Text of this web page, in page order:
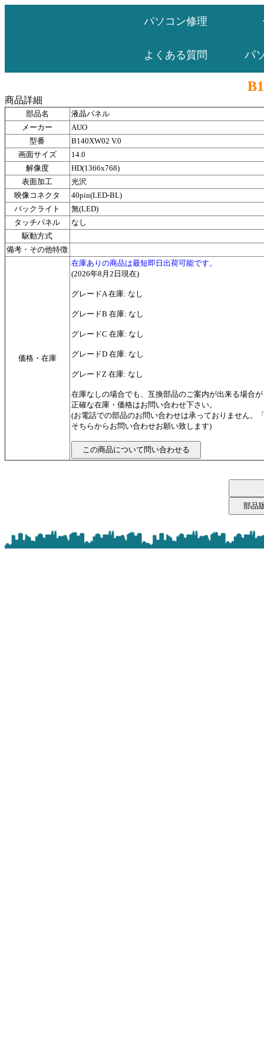
パソコン修理
よくある質問 パ
商品詳細
部品名
液晶パネル
メーカー
AUO
型番
B140XW02 V.0
画面サイズ
14.0
解像度
HD(1366x768)
表面加工
光沢
映像コネクタ
40pin(LED-BL)
バックライト
無(LED)
タッチパネル
なし
駆動方式
備考・その他特徴
価格・在庫
在庫ありの商品は最短即日出荷可能です。
(2026年8月2日現在)
グレードA 在庫: なし
グレードB 在庫: なし
グレードC 在庫: なし
グレードD 在庫: なし
グレードZ 在庫: なし
在庫なしの場合でも、互換部品のご案内が出来る場合
正確な在庫・価格はお問い合わせ下さい。
(お電話での部品のお問い合わせは承っておりません。
そちらからお問い合わせお願い致します)